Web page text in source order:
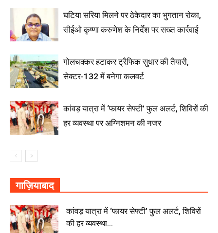
घटिया सरिया मिलने पर ठेकेदार का भुगतान रोका,
सीईओ कृष्णा करुणेश के निर्देश पर सख्त कार्रवाई
गोलचक्कर हटाकर ट्रैफिक सुधार की तैयारी,
सेक्टर-132 में बनेगा कलवर्ट
कांवड़ यात्रा में ‘फायर सेफ्टी’ फुल अलर्ट, शिविरों की
हर व्यवस्था पर अग्निशमन की नजर
गाज़ियाबाद
कांवड़ यात्रा में ‘फायर सेफ्टी’ फुल अलर्ट, शिविरों
की हर व्यवस्था...